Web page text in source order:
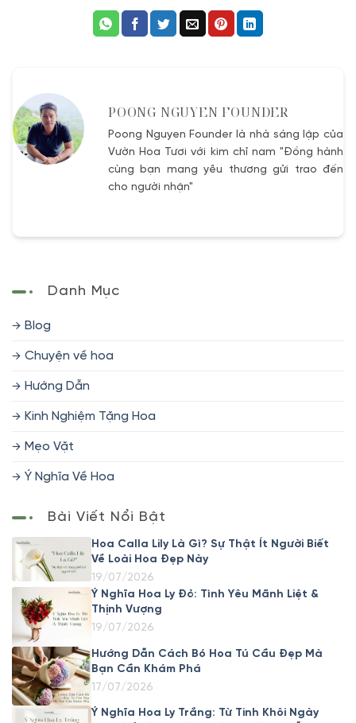
POONG NGUYEN FOUNDER
Poong Nguyen Founder là nhà sáng lập của
Vườn Hoa Tươi với kim chỉ nam "Đồng hành
cùng bạn mang yêu thương gửi trao đến
cho người nhận"
Danh Mục
Blog
Chuyện về hoa
Hướng Dẫn
Kinh Nghiệm Tặng Hoa
Mẹo Vặt
Ý Nghĩa Về Hoa
Bài Viết Nổi Bật
Hoa Calla Lily Là Gì? Sự Thật Ít Người Biết
Về Loài Hoa Đẹp Này
19/07/2026
Ý Nghĩa Hoa Ly Đỏ: Tình Yêu Mãnh Liệt &
Thịnh Vượng
19/07/2026
Hướng Dẫn Cách Bó Hoa Tú Cầu Đẹp Mà
Bạn Cần Khám Phá
17/07/2026
Ý Nghĩa Hoa Ly Trắng: Từ Tinh Khôi Ngày